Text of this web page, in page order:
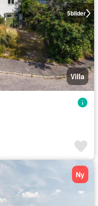
5bilder
Villa
Ny